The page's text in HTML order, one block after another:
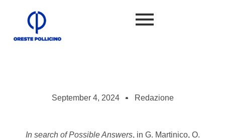
September 4, 2024 Redazione
In search of Possible Answers, in G. Martinico, O.